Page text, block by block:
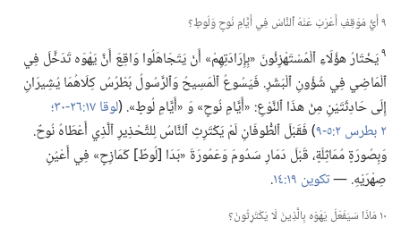
٩ أَيُّ مَوْقِفٍ أَعْرَبَ عَنْهُ ٱلنَّاسُ فِي أَيَّامِ نُوحٍ وَلُوطٍ؟‏
٩يَخْتَارُ هؤُلَاءِ ٱلْمُسْتَهْزِئُونَ «بِإِرَادَتِهِمْ» أَنْ يَتَجَاهَلُوا وَاقِعَ أَنَّ يَهْوَه تَدَخَّلَ فِي
ٱلْمَاضِي فِي شُؤُونِ ٱلْبَشَرِ.‏ فَيَسُوعُ ٱلْمَسِيحُ وَٱلرَّسُولُ بُطْرُسُ كِلَاهُمَا يُشِيرَانِ
إِلَى حَادِثَتَيْنِ مِنْ هذَا ٱلنَّوْعِ:‏ «أَيَّامِ نُوحٍ» وَ «أَيَّامِ لُوطٍ».‏ (‏لوقا ١٧:‏٢٦-‏٣٠؛‏
٢ بطرس ٢:‏٥-‏٩
‏)‏ فَقَبْلَ ٱلطُّوفَانِ لَمْ يَكْتَرِثِ ٱلنَّاسُ لِلتَّحْذِيرِ ٱلَّذِي أَعْطَاهُ نُوحٌ.‏
وَبِصُورَةٍ مُمَاثِلَةٍ،‏ قَبْلَ دَمَارِ سَدُومَ وَعَمُورَةَ «بَدَا [لُوطٌ] كَمَازِحٍ» فِي أَعْيُنِ
صِهْرَيْهِ.‏ —‏تكوين ١٩:‏١٤ ‏.‏
١٠ مَاذَا سَيَفْعَلُ يَهْوَه بِالَّذِينَ لَا يَكْتَرِثُونَ؟‏